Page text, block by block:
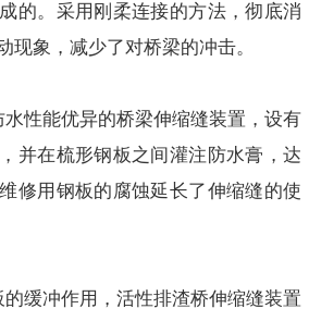
的。采用刚柔连接的方法，彻底消
现象，减少了对桥梁的冲击。
能优异的桥梁伸缩缝装置，设有
并在梳形钢板之间灌注防水膏，达
修用钢板的腐蚀延长了伸缩缝的使
冲作用，活性排渣桥伸缩缝装置